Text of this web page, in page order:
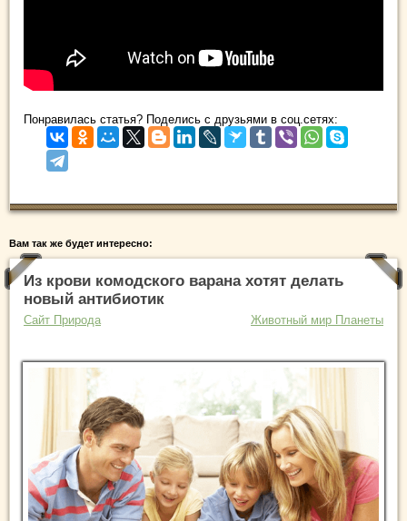
Понравилась статья? Поделись с друзьями в соц.сетях:
Вам так же будет интересно:
Из крови комодского варана хотят делать
новый антибиотик
Сайт Природа Животный мир Планеты